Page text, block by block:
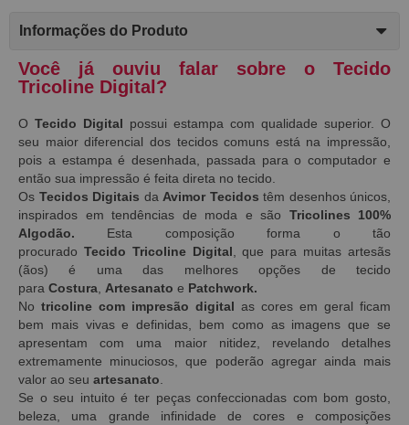
Informações do Produto
Você já ouviu falar sobre o Tecido
Tricoline Digital?
O Tecido Digital possui estampa com qualidade superior. O
seu maior diferencial dos tecidos comuns está na impressão,
pois a estampa é desenhada, passada para o computador e
então sua impressão é feita direta no tecido.
Os Tecidos Digitais da Avimor Tecidos têm desenhos únicos,
inspirados em tendências de moda e são Tricolines 100%
Algodão. Esta composição forma o tão
procurado Tecido Tricoline Digital , que para muitas artesãs
(ãos) é uma das melhores opções de tecido
para Costura Artesanato e Patchwork.
No tricoline com impresão digital as cores em geral ficam
bem mais vivas e definidas, bem como as imagens que se
apresentam com uma maior nitidez, revelando detalhes
extremamente minuciosos, que poderão agregar ainda mais
valor ao seu artesanato
Se o seu intuito é ter peças confeccionadas com bom gosto,
beleza, uma grande infinidade de cores e composições